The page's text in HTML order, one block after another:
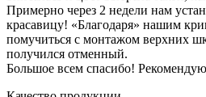
Примерно через 2 недели нам
красавицу! «Благодаря» нашим
помучиться с монтажом верхних
получился отменный.
Большое всем спасибо!